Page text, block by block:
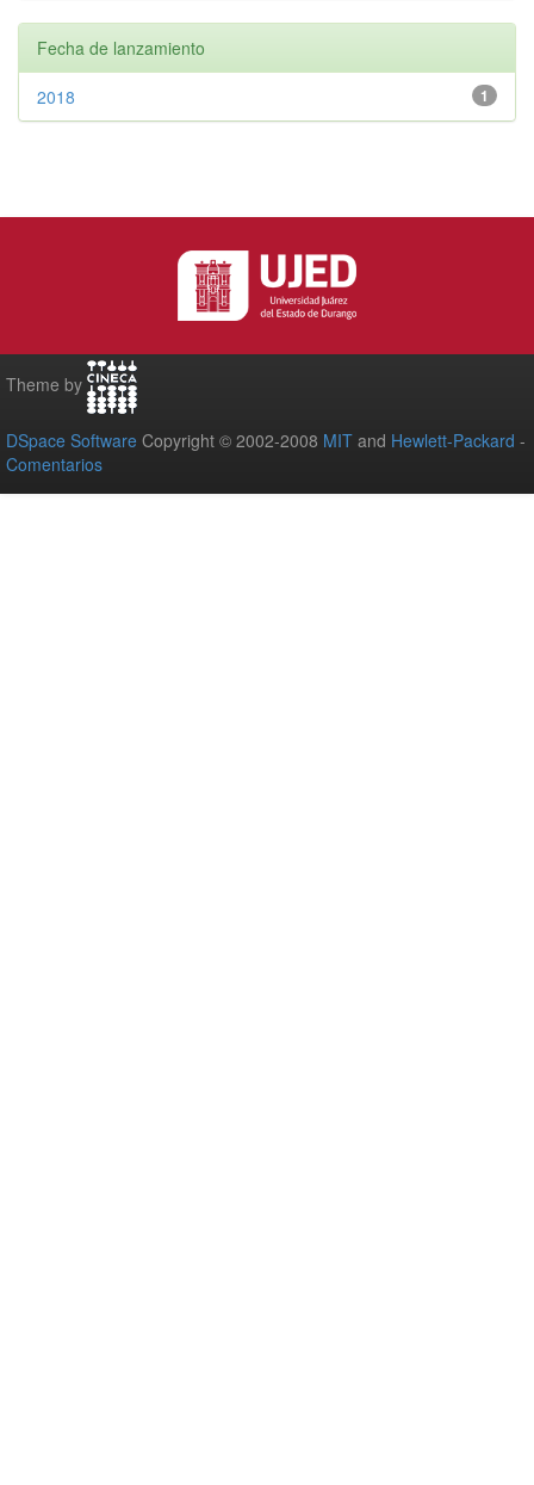
Fecha de lanzamiento
1
2018
Theme by
DSpace Software Copyright © 2002-2008 MIT and Hewlett-Packard -
Comentarios